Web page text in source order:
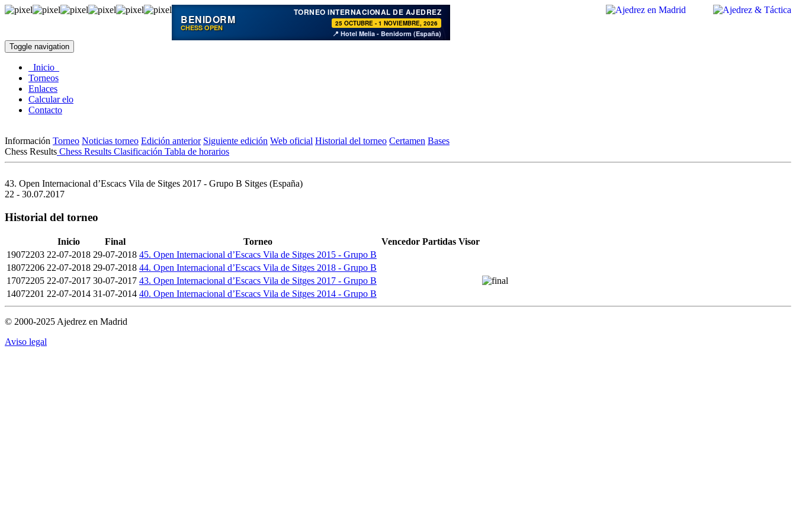
♞
BENIDORM
CHESS OPEN
TORNEO INTERNACIONAL DE AJEDREZ
25 OCTUBRE - 1 NOVIEMBRE, 2026
📍 Hotel Melia - Benidorm (España)
Toggle navigation
Inicio
Torneos
Enlaces
Calcular elo
Contacto
Información Torneo Noticias torneo Edición anterior Siguiente edición Web oficial Historial del torneo Certamen Bases
Chess Results Chess Results Clasificación Tabla de horarios
43. Open Internacional d’Escacs Vila de Sitges 2017 - Grupo B Sitges (España)
22 - 30.07.2017
Historial del torneo
Inicio Final Torneo Vencedor Partidas Visor
19072203 22-07-2018 29-07-2018 45. Open Internacional d’Escacs Vila de Sitges 2015 - Grupo B
18072206 22-07-2018 29-07-2018 44. Open Internacional d’Escacs Vila de Sitges 2018 - Grupo B
17072205 22-07-2017 30-07-2017 43. Open Internacional d’Escacs Vila de Sitges 2017 - Grupo B
14072201 22-07-2014 31-07-2014 40. Open Internacional d’Escacs Vila de Sitges 2014 - Grupo B
© 2000-2025 Ajedrez en Madrid
Aviso legal